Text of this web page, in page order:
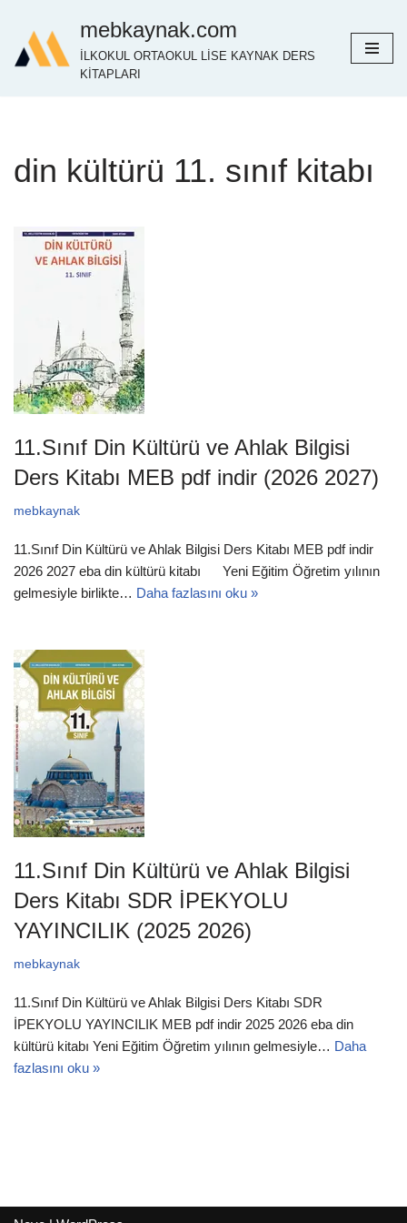
İçeriğe
geç
mebkaynak.com
İLKOKUL ORTAOKUL LİSE KAYNAK DERS
KİTAPLARI
din kültürü 11. sınıf kitabı
11.Sınıf Din Kültürü ve Ahlak Bilgisi
Ders Kitabı MEB pdf indir (2026 2027)
mebkaynak
11.Sınıf Din Kültürü ve Ahlak Bilgisi Ders Kitabı MEB pdf indir
2026 2027 eba din kültürü kitabı Yeni Eğitim Öğretim yılının
gelmesiyle birlikte… Daha fazlasını oku »
11.Sınıf Din Kültürü ve Ahlak Bilgisi
Ders Kitabı SDR İPEKYOLU
YAYINCILIK (2025 2026)
mebkaynak
11.Sınıf Din Kültürü ve Ahlak Bilgisi Ders Kitabı SDR
İPEKYOLU YAYINCILIK MEB pdf indir 2025 2026 eba din
kültürü kitabı Yeni Eğitim Öğretim yılının gelmesiyle… Daha
fazlasını oku »